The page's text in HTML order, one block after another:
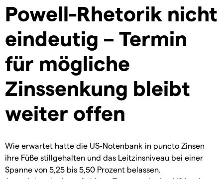
Powell-Rhetorik nicht
eindeutig – Termin
für mögliche
Zinssenkung bleibt
weiter offen
Wie erwartet hatte die US-Notenbank in puncto Zinsen
ihre Füße stillgehalten und das Leitzinsniveau bei einer
Spanne von 5,25 bis 5,50 Prozent belassen.